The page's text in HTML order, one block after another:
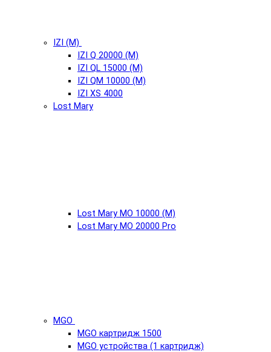
IZI (М)
IZI Q 20000 (М)
IZI QL 15000 (М)
IZI QM 10000 (М)
IZI XS 4000
Lost Mary
Lost Mary MO 10000 (М)
Lost Mary MO 20000 Pro
MGO
MGO картридж 1500
MGO устройства (1 картридж)